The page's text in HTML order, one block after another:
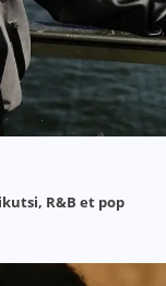
R&B et pop